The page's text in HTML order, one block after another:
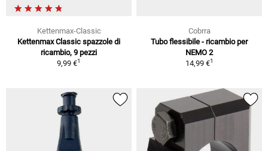
Kettenmax-Classic
Kettenmax Classic spazzole di
ricambio, 9 pezzi
9,99 €1
Cobrra
Tubo flessibile - ricambio per
NEMO 2
14,99 €1